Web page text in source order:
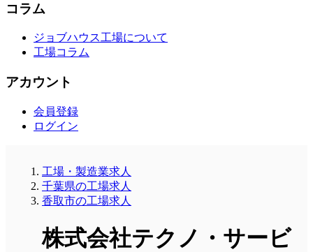
コラム
ジョブハウス工場について
工場コラム
アカウント
会員登録
ログイン
工場・製造業求人
千葉県の工場求人
香取市の工場求人
株式会社テクノ・サービ